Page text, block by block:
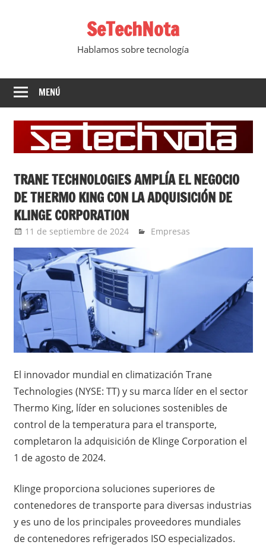
SeTechNota
Hablamos sobre tecnología
MENÚ
TRANE TECHNOLOGIES AMPLÍA EL NEGOCIO
DE THERMO KING CON LA ADQUISICIÓN DE
KLINGE CORPORATION
11 de septiembre de 2024 YesidAguilar
Empresas
El innovador mundial en climatización Trane
Technologies (NYSE: TT) y su marca líder en el sector
Thermo King, líder en soluciones sostenibles de
control de la temperatura para el transporte,
completaron la adquisición de Klinge Corporation el
1 de agosto de 2024.
Klinge proporciona soluciones superiores de
contenedores de transporte para diversas industrias
y es uno de los principales proveedores mundiales
de contenedores refrigerados ISO especializados.